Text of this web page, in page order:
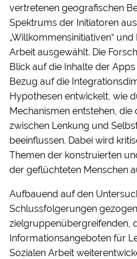
vertretenen geografischen
Spektrums der Initiatoren
„Willkommensinitiativen“
Arbeit ausgewählt. Die
Blick auf die Inhalte der
Bezug auf die
Hypothesen entwickelt, wie
Mechanismen entstehen,
zwischen Lenkung und
beeinflussen. Dabei wird
Themen der konstruierten
der geflüchteten Menschen
Aufbauend auf den
Schlussfolgerungen
zielgruppenübergreifenden,
Informationsangeboten für
Sozialen Arbeit